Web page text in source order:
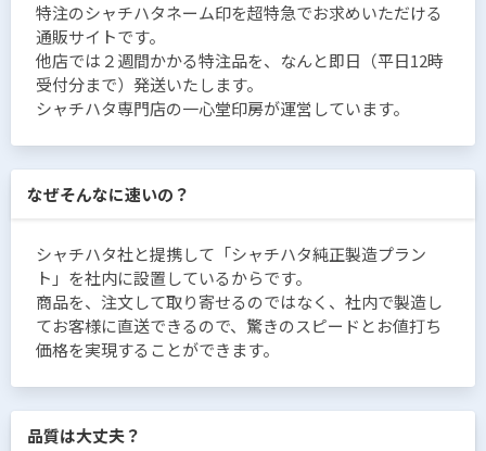
特注のシャチハタネーム印を超特急でお求めいただける
通販サイトです。
他店では２週間かかる特注品を、なんと即日（平日12時
受付分まで）発送いたします。
シャチハタ専門店の一心堂印房が運営しています。
なぜそんなに速いの？
シャチハタ社と提携して「シャチハタ純正製造プラン
ト」を社内に設置しているからです。
商品を、注文して取り寄せるのではなく、社内で製造し
てお客様に直送できるので、驚きのスピードとお値打ち
価格を実現することができます。
品質は大丈夫？